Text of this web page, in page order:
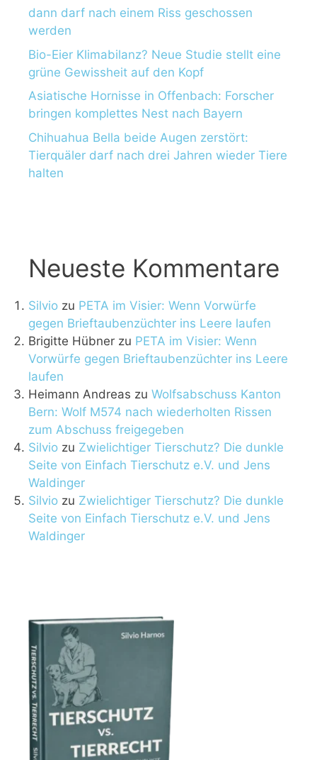
dann darf nach einem Riss geschossen
werden
Bio-Eier Klimabilanz? Neue Studie stellt eine
grüne Gewissheit auf den Kopf
Asiatische Hornisse in Offenbach: Forscher
bringen komplettes Nest nach Bayern
Chihuahua Bella beide Augen zerstört:
Tierquäler darf nach drei Jahren wieder Tiere
halten
Neueste Kommentare
Silvio zu PETA im Visier: Wenn Vorwürfe
gegen Brieftaubenzüchter ins Leere laufen
Brigitte Hübner zu PETA im Visier: Wenn
Vorwürfe gegen Brieftaubenzüchter ins Leere
laufen
Heimann Andreas zu Wolfsabschuss Kanton
Bern: Wolf M574 nach wiederholten Rissen
zum Abschuss freigegeben
Silvio zu Zwielichtiger Tierschutz? Die dunkle
Seite von Einfach Tierschutz e.V. und Jens
Waldinger
Silvio zu Zwielichtiger Tierschutz? Die dunkle
Seite von Einfach Tierschutz e.V. und Jens
Waldinger